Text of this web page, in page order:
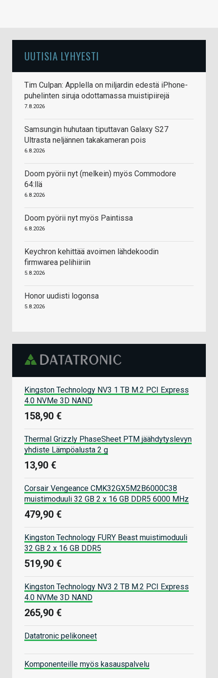
UUTISIA LYHYESTI
Tim Culpan: Applella on miljardin edestä iPhone-
puhelinten siruja odottamassa muistipiirejä
7.8.2026
Samsungin huhutaan tiputtavan Galaxy S27
Ultrasta neljännen takakameran pois
6.8.2026
Doom pyörii nyt (melkein) myös Commodore
64:llä
6.8.2026
Doom pyörii nyt myös Paintissa
6.8.2026
Keychron kehittää avoimen lähdekoodin
firmwarea pelihiiriin
5.8.2026
Honor uudisti logonsa
5.8.2026
Kingston Technology NV3 1 TB M.2 PCI Express
4.0 NVMe 3D NAND
158,90 €
Thermal Grizzly PhaseSheet PTM jäähdytyslevyn
yhdiste Lämpöalusta 2 g
13,90 €
Corsair Vengeance CMK32GX5M2B6000C38
muistimoduuli 32 GB 2 x 16 GB DDR5 6000 MHz
479,90 €
Kingston Technology FURY Beast muistimoduuli
32 GB 2 x 16 GB DDR5
519,90 €
Kingston Technology NV3 2 TB M.2 PCI Express
4.0 NVMe 3D NAND
265,90 €
Datatronic pelikoneet
Komponenteille myös kasauspalvelu